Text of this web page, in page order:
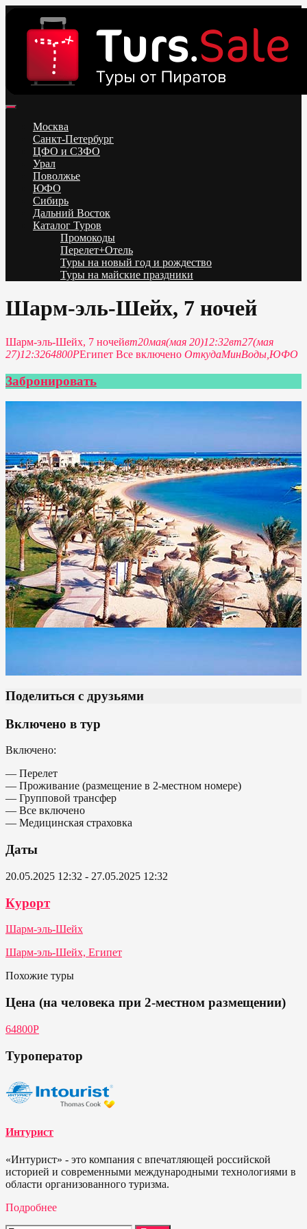
content
Низкие цены на путевки 3-7-10 ночей все включено, отдых на
море. Распродажа экскурсионных и горнолыжных туров.
Обновление каждый день. Официальный сайт Тур Сейл
Москва
Санкт-Петербург
ЦФО и СЗФО
Урал
Поволжье
ЮФО
Сибирь
Дальний Восток
Каталог Туров
Промокоды
Перелет+Отель
Туры на новый год и рождество
Туры на майские праздники
Шарм-эль-Шейх, 7 ночей
Шарм-эль-Шейх, 7 ночейвт20мая(мая 20)12:32вт27(мая
27)12:3264800PЕгипет Все включено ОткудаМинВоды, ЮФО
Забронировать
Поделиться с друзьями
Включено в тур
Включено:
— Перелет
— Проживание (размещение в 2-местном номере)
— Групповой трансфер
— Все включено
— Медицинская страховка
Даты
20.05.2025 12:32 - 27.05.2025 12:32
Курорт
Шарм-эль-Шейх
Шарм-эль-Шейх, Египет
Похожие туры
Цена (на человека при 2-местном размещении)
64800P
Туроператор
Интурист
«Интурист» - это компания с впечатляющей российской
историей и современными международными технологиями в
области организованного туризма.
Подробнее